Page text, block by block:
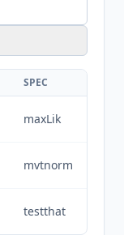
SPEC
maxLik
mvtnorm
testthat